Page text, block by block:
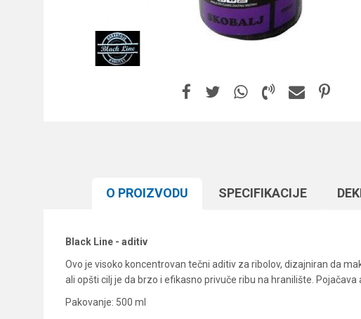
O PROIZVODU SPECIFIKACIJЕ
Black Line - aditiv
Ovo je visoko koncentrovan tečni aditiv za ribolov, dizajniran da
ali opšti cilj je da brzo i efikasno privuče ribu na hranilište.
Pakovanje: 500 ml